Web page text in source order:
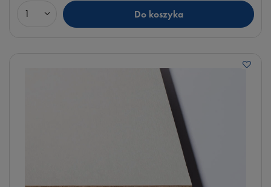
Ilość produktów Do koszyka